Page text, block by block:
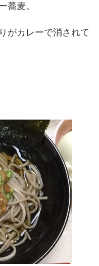
蕎麦。
がカレーで消されて